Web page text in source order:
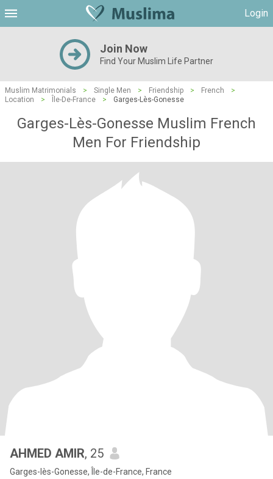
Login
Join Now
Find Your Muslim Life Partner
Muslim Matrimonials > Single Men > Friendship > French
>
Location
> Île-De-France > Garges-Lès-Gonesse
Garges-Lès-Gonesse Muslim French
Men For Friendship
AHMED AMIR, 25
Garges-lès-Gonesse, Île-de-France, France